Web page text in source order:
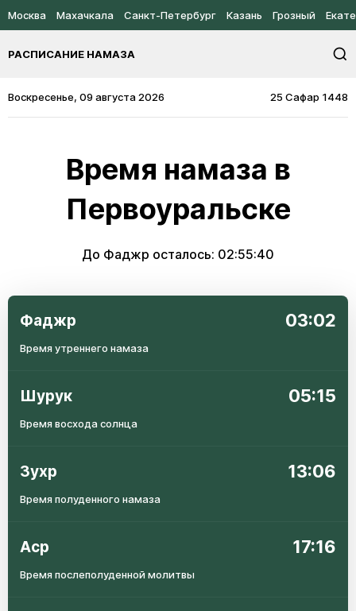
Москва Махачкала Санкт-Петербург Казань Грозный
РАСПИСАНИЕ НАМАЗА
Воскресенье, 09 августа 2026 25 Сафар 1448
Время намаза в
Первоуральске
До Фаджр осталось: 02:55:40
Фаджр 03:02
Время утреннего намаза
Шурук 05:15
Время восхода солнца
Зухр 13:06
Время полуденного намаза
Аср 17:16
Время послеполуденной молитвы